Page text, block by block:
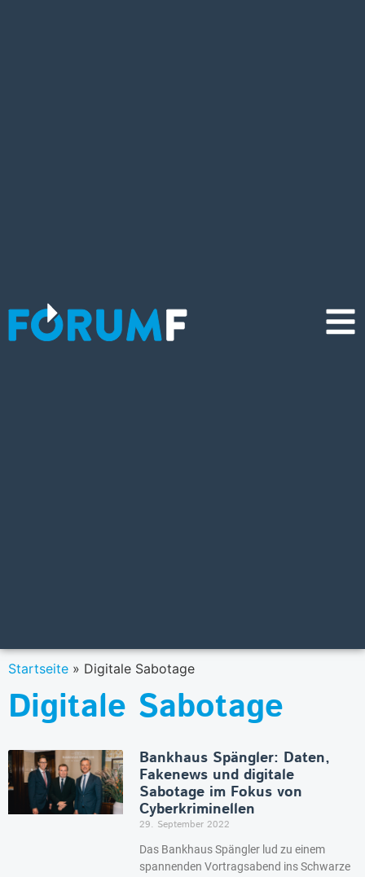
Startseite » Digitale Sabotage
Digitale Sabotage
Bankhaus Spängler: Daten,
Fakenews und digitale
Sabotage im Fokus von
Cyberkriminellen
29. September 2022
Das Bankhaus Spängler lud zu einem
spannenden Vortragsabend ins Schwarze